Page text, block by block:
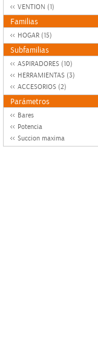
VENTION (1)
Familias
HOGAR (15)
Subfamilias
ASPIRADORES (10)
HERRAMIENTAS (3)
ACCESORIOS (2)
Parámetros
Bares
Potencia
Succion maxima